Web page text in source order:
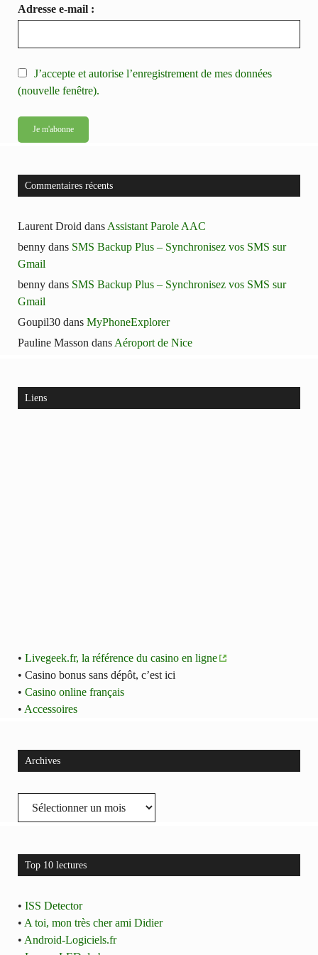
Adresse e-mail :
J’accepte et autorise l’enregistrement de mes données
(nouvelle fenêtre).
Commentaires récents
Laurent Droid dans Assistant Parole AAC
benny dans SMS Backup Plus – Synchronisez vos SMS sur
Gmail
benny dans SMS Backup Plus – Synchronisez vos SMS sur
Gmail
Goupil30 dans MyPhoneExplorer
Pauline Masson dans Aéroport de Nice
Liens
• Livegeek.fr, la référence du casino en ligne
• Casino bonus sans dépôt, c’est ici
• Casino online français
• Accessoires
Archives
Archives
Top 10 lectures
• ISS Detector
• A toi, mon très cher ami Didier
• Android-Logiciels.fr